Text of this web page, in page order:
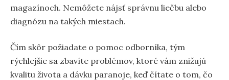
magazínoch. Nemôžete nájsť správnu liečbu alebo
diagnózu na takých miestach.
Čím skôr požiadate o pomoc odborníka, tým
rýchlejšie sa zbavíte problémov, ktoré vám znižujú
kvalitu života a dávku paranoje, keď čítate o tom, čo